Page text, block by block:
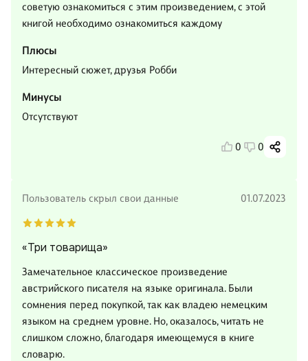
советую ознакомиться с этим произведением, с этой
книгой необходимо ознакомиться каждому
Плюсы
Интересный сюжет, друзья Робби
Минусы
Отсутствуют
0 0
Пользователь скрыл свои данные 01.07.2023
«Три товарища»
Замечательное классическое произведение
австрийского писателя на языке оригинала. Были
сомнения перед покупкой, так как владею немецким
языком на среднем уровне. Но, оказалось, читать не
слишком сложно, благодаря имеющемуся в книге
словарю.